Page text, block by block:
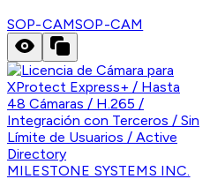
SOP-CAMSOP-CAM
MILESTONE SYSTEMS INC.